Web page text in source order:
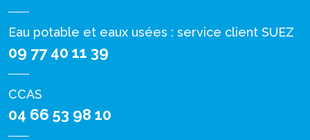
Eau potable et eaux usées : service client SUEZ
09 77 40 11 39
CCAS
04 66 53 98 10